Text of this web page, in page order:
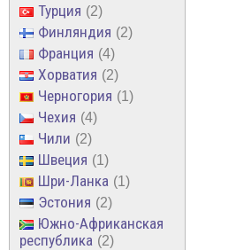
Турция 2
Финляндия 2
Франция 4
Хорватия 2
Черногория 1
Чехия 4
Чили 2
Швеция 1
Шри-Ланка 1
Эстония 2
Южно-Африканская
республика
2